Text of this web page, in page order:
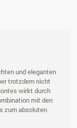
und eleganten
trotzdem nicht
wirkt durch
mit den
zum absoluten